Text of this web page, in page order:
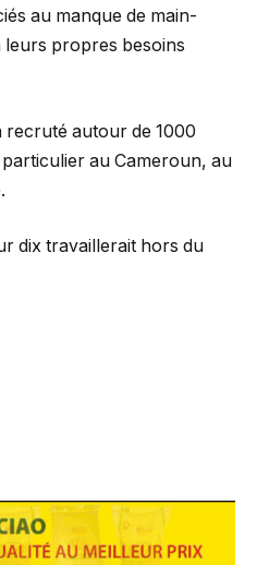
au manque de main-
propres besoins
recruté autour de 1000
au Cameroun, au
dix travaillerait hors du